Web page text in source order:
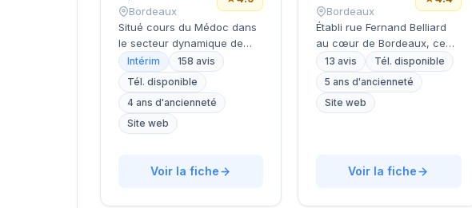
Bordeaux
Situé cours du Médoc dans
le secteur dynamique de
Bordeaux, ce cabinet de
recrutement développe son
activité de conseil en
ressources humaines sur la
métropole bordelaise. La
avec une note de 4,9/5
témoignant de la qualité de
Intérim
158 avis
Tél. disponible
4 ans d'ancienneté
Site web
Voir la fiche
Bordeaux
Établi rue Fernand Belliard
au cœur de Bordeaux, ce
cabinet de recrutement
développe ses activités de
conseil en ressources
humaines sous la direction
personnalisé aux
leurs projets de recrutement
13 avis
Tél. disponible
5 ans d'ancienneté
Site web
Voir la fiche